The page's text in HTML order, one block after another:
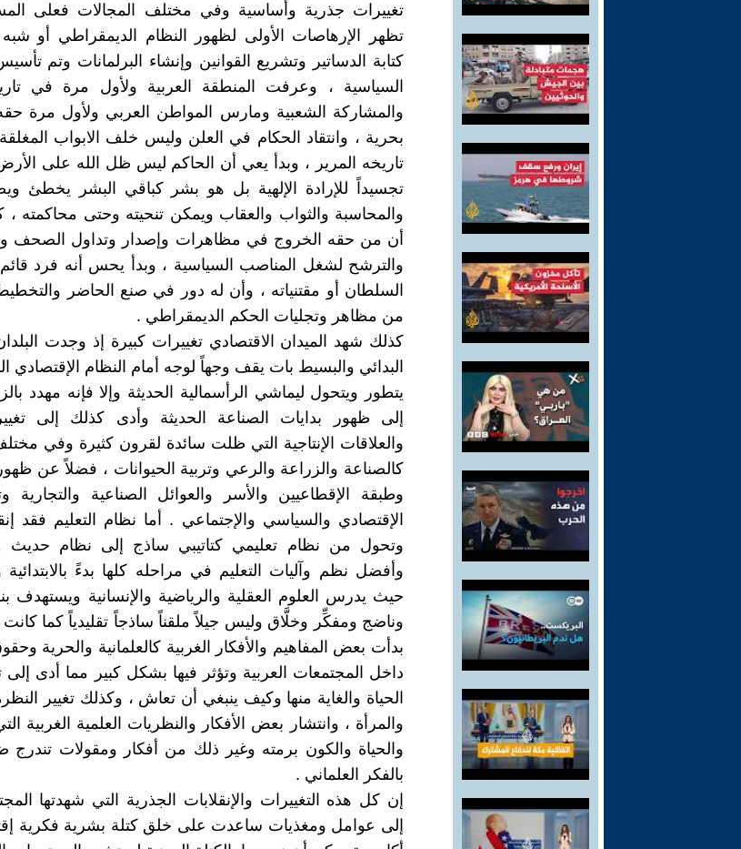
تغييرات جذرية وأساسية وفي مختلف المجالات فعلى
تظهر الإرهاصات الأولى لظهور النظام الديمقراطي أو
كتابة الدساتير وتشريع القوانين وإنشاء البرلمانات وتم
السياسية ، وعرفت المنطقة العربية ولأول مرة في
والمشاركة الشعبية ومارس المواطن العربي ولأول مرة
بحرية ، وانتقاد الحكام في العلن وليس خلف الابواب
تاريخه المرير ، وبدأ يعي أن الحاكم ليس ظل الله على
تجسيداً للإرادة الإلهية بل هو بشر كباقي البشر يخطئ
والمحاسبة والثواب والعقاب ويمكن تنحيته وحتى محاكمته ،
أن من حقه الخروج في مظاهرات وإصدار وتداول الصحف
والترشح لشغل المناصب السياسية ، وبدأ يحس أنه فرد
السلطان أو مقتنياته ، وأن له دور في صنع الحاضر
من مظاهر وتجليات الحكم الديمقراطي .
كذلك شهد الميدان الاقتصادي تغييرات كبيرة إذ وجدت
البدائي والبسيط بات يقف وجهاً لوجه أمام النظام الإقتصادي
يتطور ويتحول ليماشي الرأسمالية الحديثة وإلا فإنه مهدد
إلى ظهور بدايات الصناعة الحديثة وأدى كذلك إلى تغيير
والعلاقات الإنتاجية التي ظلت سائدة لقرون كثيرة وفي
كالصناعة والزراعة والرعي وتربية الحيوانات ، فضلاً عن
وطبقة الإقطاعيين والأسر والعوائل الصناعية والتجارية
الإقتصادي والسياسي والإجتماعي . أما نظام التعليم
وتحول من نظام تعليمي كتاتيبي ساذج إلى نظام حديث
وأفضل نظم وآليات التعليم في مراحله كلها بدءً بالابتدائية
حيث يدرس العلوم العقلية والرياضية والإنسانية ويستهدف
وناضج ومفكِّر وخلَّاق وليس جيلاً ملقناً ساذجاً تقليدياً كما
بدأت بعض المفاهيم والأفكار الغربية كالعلمانية والحرية
داخل المجتمعات العربية وتؤثر فيها بشكل كبير مما أدى إلى
الحياة والغاية منها وكيف ينبغي أن تعاش ، وكذلك تغيير
والمرأة ، وانتشار بعض الأفكار والنظريات العلمية الغربية
والحياة والكون برمته وغير ذلك من أفكار ومقولات
بالفكر العلماني .
إن كل هذه التغييرات والإنقلابات الجذرية التي شهدتها
إلى عوامل ومغذيات ساعدت على خلق كتلة بشرية فكرية